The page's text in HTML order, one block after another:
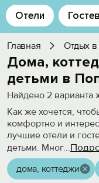
История
Добавить
Отели
Главная Отдых
Дома,
детьми в
Найдено 2 варианта
Как же хочется,
комфортно и
лучшие отели и
детьми. Мног...
дома, коттеджи